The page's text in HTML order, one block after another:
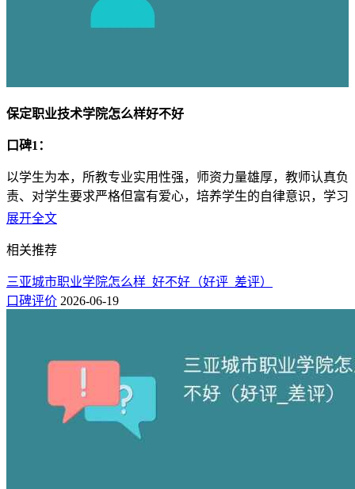
保定职业技术学院怎么样好不好
口碑1：
以学生为本，所教专业实用性强，师资力量雄厚，教师认真负
责、对学生要求严格但富有爱心，培养学生的自律意识，学习
氛围浓厚，学习生活设施完备，环境优美，学费适中，
口碑2：
好，我们学校非常美丽，离着北京特别近，风景好专业好，朋
友好 老师的科研水平想的高，在很多杂志期刊上发表过文
口碑3：
学校还可以吧，有三个小区，不过老旧，但都在市中心，很方
便，最大的校区是北校区，在火车站附近，人最多，职业技术
学院都差不多，如果本地就学校就没必要跑太远去别的城市学
展开全文
相关推荐
三亚城市职业学院怎么样_好不好（好评_差评）
口碑评价 2026-06-19